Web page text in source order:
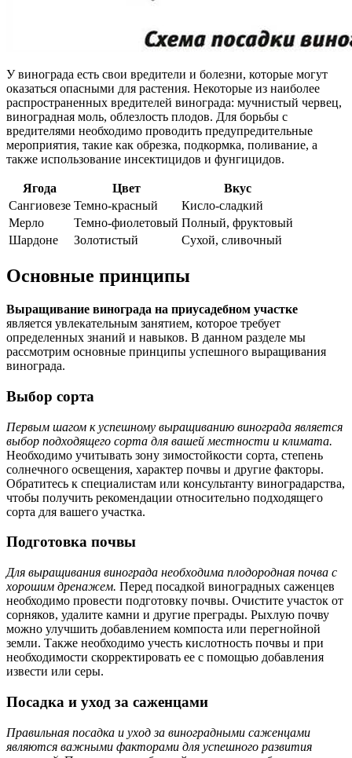
У винограда есть свои вредители и болезни, которые могут
оказаться опасными для растения. Некоторые из наиболее
распространенных вредителей винограда: мучнистый червец,
виноградная моль, облезлость плодов. Для борьбы с
вредителями необходимо проводить предупредительные
мероприятия, такие как обрезка, подкормка, поливание, а
также использование инсектицидов и фунгицидов.
Ягода Цвет
Вкус
Сангиовезе Темно-красный
Кисло-сладкий
Мерло
Темно-фиолетовый Полный, фруктовый
Шардоне
Золотистый Сухой, сливочный
Основные принципы
Выращивание винограда на приусадебном участке
является увлекательным занятием, которое требует
определенных знаний и навыков. В данном разделе мы
рассмотрим основные принципы успешного выращивания
винограда.
Выбор сорта
Первым шагом к успешному выращиванию винограда является
выбор подходящего сорта для вашей местности и климата.
Необходимо учитывать зону зимостойкости сорта, степень
солнечного освещения, характер почвы и другие факторы.
Обратитесь к специалистам или консультанту виноградарства,
чтобы получить рекомендации относительно подходящего
сорта для вашего участка.
Подготовка почвы
Для выращивания винограда необходима плодородная почва с
хорошим дренажем. Перед посадкой виноградных саженцев
необходимо провести подготовку почвы. Очистите участок от
сорняков, удалите камни и другие преграды. Рыхлую почву
можно улучшить добавлением компоста или перегнойной
земли. Также необходимо учесть кислотность почвы и при
необходимости скорректировать ее с помощью добавления
извести или серы.
Посадка и уход за саженцами
Правильная посадка и уход за виноградными саженцами
являются важными факторами для успешного развития